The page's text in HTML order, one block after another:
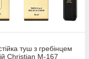
туш з гребінцем
Christian M-167